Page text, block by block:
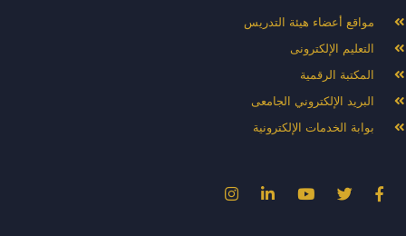
مواقع أعضاء هيئة التدريس
التعليم الإلكترونى
المكتبة الرقمية
البريد الإلكتروني الجامعى
بوابة الخدمات الإلكترونية